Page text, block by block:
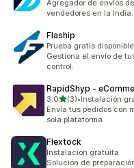
Agregador de envíos
vendedores en la India.
Flaship
Prueba gratis disponible
Gestiona el envío de
control.
RapidShyp ‑
3.0de 5 estrellas
(3)
3 reseñas en total
•Instalación
Envía tus pedidos con
sola plataforma
Flextock
Instalación gratuita
Solución de